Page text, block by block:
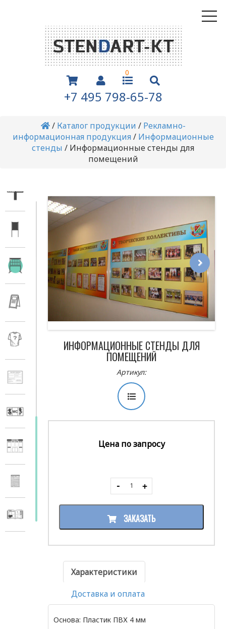
0
+7 495 798-65-78
/ Каталог продукции / Рекламно-
информационная продукция/ Информационные
стенды / Информационные стенды для
помещений
Next
ИНФОРМАЦИОННЫЕ СТЕНДЫ ДЛЯ
ПОМЕЩЕНИЙ
Артикул:
Цена по запросу
ЗАКАЗАТЬ
Характеристики
Доставка и оплата
Основа: Пластик ПВХ 4 мм